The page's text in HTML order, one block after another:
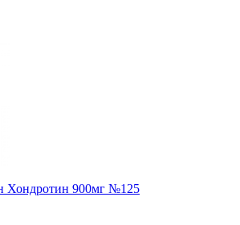
Хондротин 900мг №125